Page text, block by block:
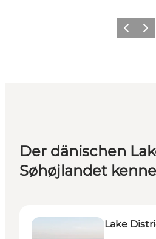
Zurück
Der dänischen
Søhøjlandet
Lake